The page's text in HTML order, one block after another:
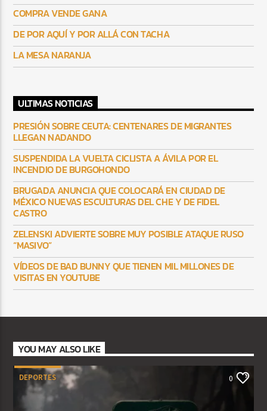
COMPRA VENDE GANA
DE POR AQUÍ Y POR ALLÁ CON TACHA
LA MESA NARANJA
ULTIMAS NOTICIAS
PRESIÓN SOBRE CEUTA: CENTENARES DE MIGRANTES
LLEGAN NADANDO
SUSPENDIDA LA VUELTA CICLISTA A ÁVILA POR EL
INCENDIO DE BURGOHONDO
BRUGADA ANUNCIA QUE COLOCARÁ EN CIUDAD DE
MÉXICO NUEVAS ESCULTURAS DEL CHE Y DE FIDEL
CASTRO
ZELENSKI ADVIERTE SOBRE MUY POSIBLE ATAQUE RUSO
“MASIVO”
VÍDEOS DE BAD BUNNY QUE TIENEN MIL MILLONES DE
VISITAS EN YOUTUBE
YOU MAY ALSO LIKE
DEPORTES 0